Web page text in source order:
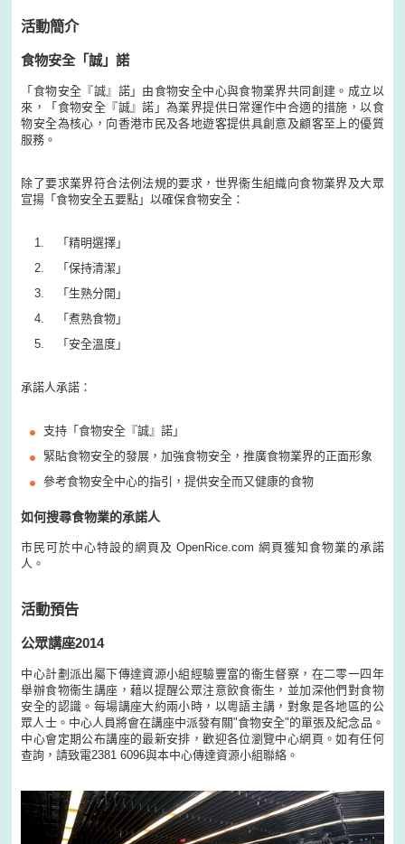
活動簡介
食物安全「誠」諾
「食物安全『誠』諾」由食物安全中心與食物業界共同創建。成立以
來，「食物安全『誠』諾」為業界提供日常運作中合適的措施，以食
物安全為核心，向香港市民及各地遊客提供具創意及顧客至上的優質
服務。
除了要求業界符合法例法規的要求，世界衞生組織向食物業界及大眾
宣揚「食物安全五要點」以確保食物安全：
「精明選擇」
「保持清潔」
「生熟分開」
「煮熟食物」
「安全溫度」
承諾人承諾：
支持「食物安全『誠』諾」
緊貼食物安全的發展，加強食物安全，推廣食物業界的正面形象
參考食物安全中心的指引，提供安全而又健康的食物
如何搜尋食物業的承諾人
市民可於中心特設的網頁及 OpenRice.com 網頁獲知食物業的承諾
人。
活動預告
公眾講座2014
中心計劃派出屬下傳達資源小組經驗豐富的衞生督察，在二零一四年
舉辦食物衞生講座，藉以提醒公眾注意飲食衞生，並加深他們對食物
安全的認識。每場講座大約兩小時，以粵語主講，對象是各地區的公
眾人士。中心人員將會在講座中派發有關"食物安全"的單張及紀念品。
中心會定期公布講座的最新安排，歡迎各位瀏覽中心網頁。如有任何
查詢，請致電2381 6096與本中心傳達資源小組聯絡。